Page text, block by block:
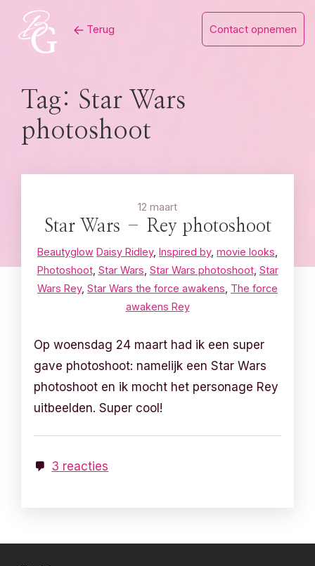
content
Terug Contact opnemen
Tag: Star Wars
photoshoot
12 maart
Star Wars – Rey photoshoot
Beautyglow Daisy Ridley, Inspired by, movie looks
Photoshoot, Star Wars Star Wars photoshoot, Star
Wars Rey, Star Wars the force awakens The force
awakens Rey
Op woensdag 24 maart had ik een super
gave photoshoot: namelijk een Star Wars
photoshoot en ik mocht het personage Rey
uitbeelden. Super cool!
3 reacties